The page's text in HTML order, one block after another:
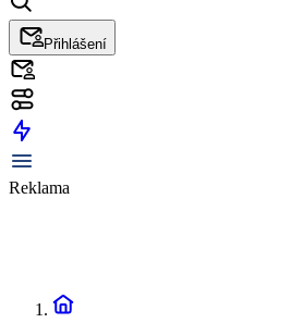
Přihlášení
Reklama